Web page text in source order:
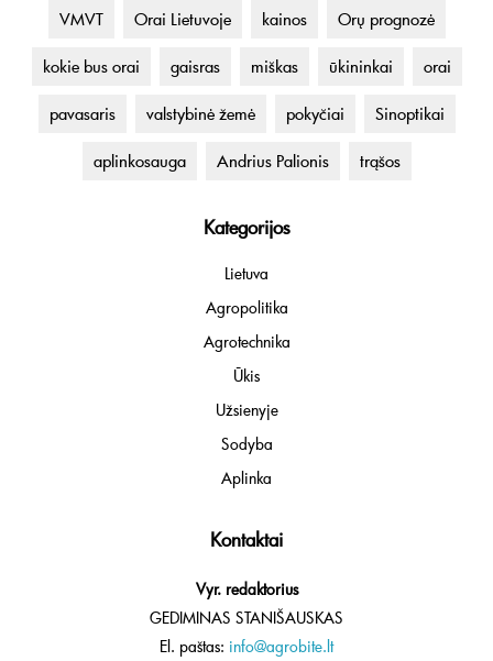
VMVT Orai Lietuvoje kainos Orų prognozė
kokie bus orai gaisras miškas ūkininkai orai
pavasaris valstybinė žemė pokyčiai Sinoptikai
aplinkosauga Andrius Palionis trąšos
Kategorijos
Lietuva
Agropolitika
Agrotechnika
Ūkis
Užsienyje
Sodyba
Aplinka
Kontaktai
Vyr. redaktorius
GEDIMINAS STANIŠAUSKAS
El. paštas: info@agrobite.lt